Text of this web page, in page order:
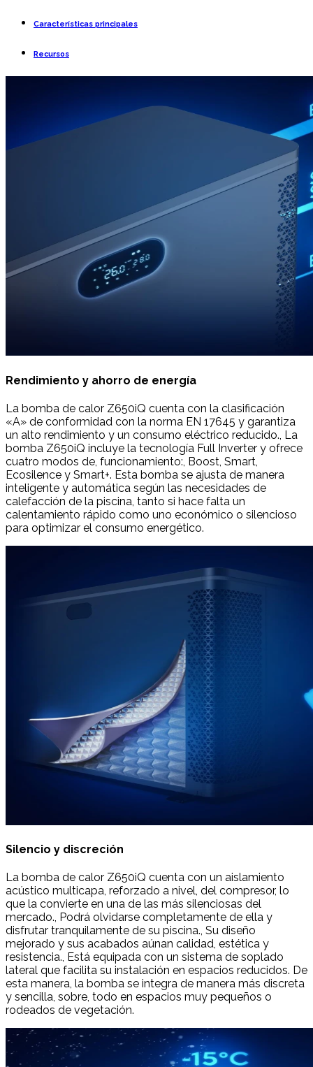
Características principales
Recursos
Rendimiento y ahorro de energía
La bomba de calor Z650iQ cuenta con la clasificación
«A» de conformidad con la norma EN 17645 y garantiza
un alto rendimiento y un consumo eléctrico reducido., La
bomba Z650iQ incluye la tecnología Full Inverter y ofrece
cuatro modos de, funcionamiento:, Boost, Smart,
Ecosilence y Smart+. Esta bomba se ajusta de manera
inteligente y automática según las necesidades de
calefacción de la piscina, tanto si hace falta un
calentamiento rápido como uno económico o silencioso
para optimizar el consumo energético.
Silencio y discreción
La bomba de calor Z650iQ cuenta con un aislamiento
acústico multicapa, reforzado a nivel, del compresor, lo
que la convierte en una de las más silenciosas del
mercado., Podrá olvidarse completamente de ella y
disfrutar tranquilamente de su piscina., Su diseño
mejorado y sus acabados aúnan calidad, estética y
resistencia., Está equipada con un sistema de soplado
lateral que facilita su instalación en espacios reducidos. De
esta manera, la bomba se integra de manera más discreta
y sencilla, sobre, todo en espacios muy pequeños o
rodeados de vegetación.